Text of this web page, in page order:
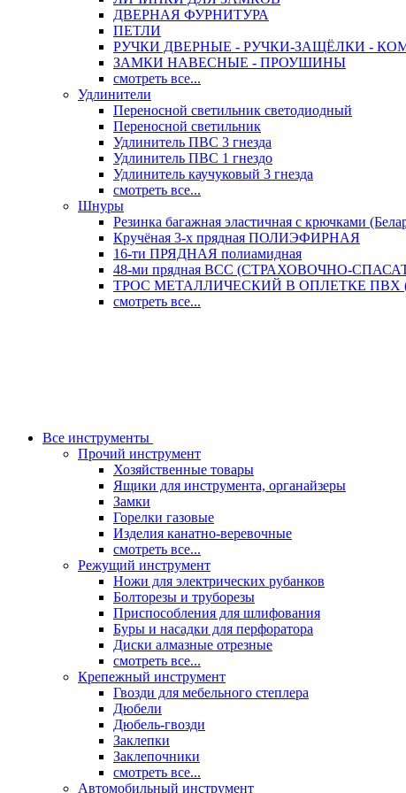
ДВЕРНАЯ ФУРНИТУРА
ПЕТЛИ
РУЧКИ ДВЕРНЫЕ - РУЧКИ-ЗАЩЁЛКИ -
ЗАМКИ НАВЕСНЫЕ - ПРОУШИНЫ
смотреть все...
Удлинители
Переносной светильник светодиодный
Переносной светильник
Удлинитель ПВС 3 гнезда
Удлинитель ПВС 1 гнездо
Удлинитель каучуковый 3 гнезда
смотреть все...
Шнуры
Резинка багажная эластичная с крючками
Кручёная 3-х прядная ПОЛИЭФИРНАЯ
16-ти ПРЯДНАЯ полиамидная
48-ми прядная ВСС (СТРАХОВОЧНО-
ТРОС МЕТАЛЛИЧЕСКИЙ В ОПЛЕТКЕ ПВХ
смотреть все...
Все инструменты
Прочий инструмент
Хозяйственные товары
Ящики для инструмента, органайзеры
Замки
Горелки газовые
Изделия канатно-веревочные
смотреть все...
Режущий инструмент
Ножи для электрических рубанков
Болторезы и труборезы
Приспособления для шлифования
Буры и насадки для перфоратора
Диски алмазные отрезные
смотреть все...
Крепежный инструмент
Гвозди для мебельного степлера
Дюбели
Дюбель-гвозди
Заклепки
Заклепочники
смотреть все...
Автомобильный инструмент